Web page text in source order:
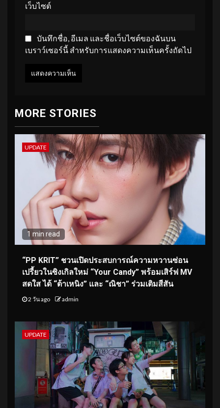
เว็บไซต์
บันทึกชื่อ, อีเมล และชื่อเว็บไซต์ของฉันบน
เบราว์เซอร์นี้ สำหรับการแสดงความเห็นครั้งถัดไป
MORE STORIES
UPDATE
1 min read
“PP KRIT” ชวนเปิดประสบการณ์ความหวานซ่อน
เปรี้ยวในซิงเกิลใหม่ “Your Candy” พร้อมเสิร์ฟ MV
สดใส ได้ “ต้าเหนิง” และ “ณิชา” ร่วมเติมสีสัน
2 วัน ago admin
UPDATE